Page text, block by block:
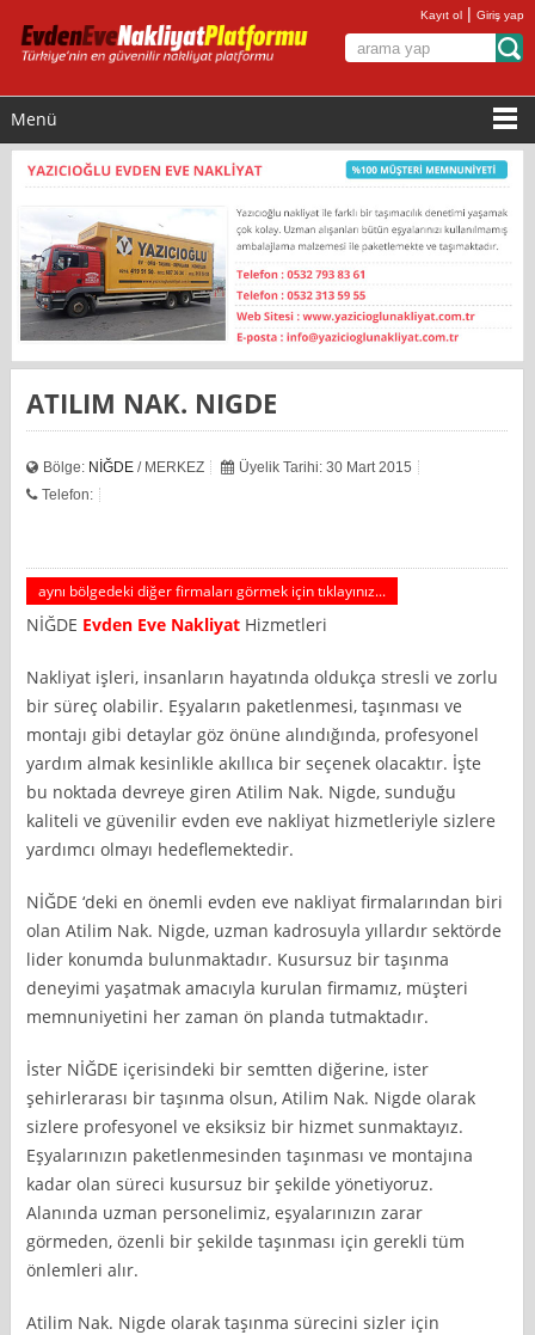
Kayıt ol |Giriş yap
Menü
ATILIM NAK. NIGDE
Bölge: NİĞDE / MERKEZ
Üyelik Tarihi: 30 Mart 2015
Telefon:
aynı bölgedeki diğer firmaları görmek için tıklayınız...
NİĞDE Evden Eve Nakliyat Hizmetleri
Nakliyat işleri, insanların hayatında oldukça stresli ve zorlu
bir süreç olabilir. Eşyaların paketlenmesi, taşınması ve
montajı gibi detaylar göz önüne alındığında, profesyonel
yardım almak kesinlikle akıllıca bir seçenek olacaktır. İşte
bu noktada devreye giren Atilim Nak. Nigde, sunduğu
kaliteli ve güvenilir evden eve nakliyat hizmetleriyle sizlere
yardımcı olmayı hedeflemektedir.
NİĞDE ‘deki en önemli evden eve nakliyat firmalarından biri
olan Atilim Nak. Nigde, uzman kadrosuyla yıllardır sektörde
lider konumda bulunmaktadır. Kusursuz bir taşınma
deneyimi yaşatmak amacıyla kurulan firmamız, müşteri
memnuniyetini her zaman ön planda tutmaktadır.
İster NİĞDE içerisindeki bir semtten diğerine, ister
şehirlerarası bir taşınma olsun, Atilim Nak. Nigde olarak
sizlere profesyonel ve eksiksiz bir hizmet sunmaktayız.
Eşyalarınızın paketlenmesinden taşınması ve montajına
kadar olan süreci kusursuz bir şekilde yönetiyoruz.
Alanında uzman personelimiz, eşyalarınızın zarar
görmeden, özenli bir şekilde taşınması için gerekli tüm
önlemleri alır.
Atilim Nak. Nigde olarak taşınma sürecini sizler için